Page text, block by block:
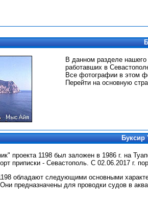
В данном разделе нашего
работавших в
Все фотографии в этом
Перейти на основную
Буксир
проекта 1198 был заложен в 1986 г. на
приписки - Севастополь. С 02.06.2017 г.
обладают следующими основными
предназначены для проводки судов в